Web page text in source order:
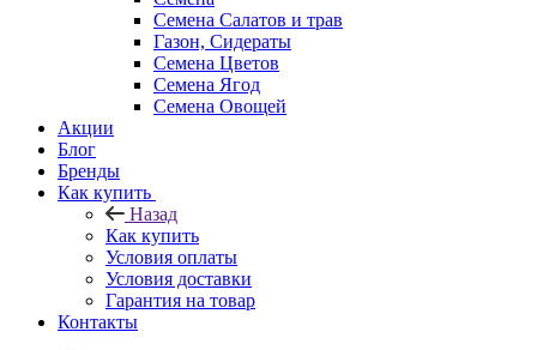
Семена Салатов и трав
Газон, Сидераты
Семена Цветов
Семена Ягод
Семена Овощей
Акции
Блог
Бренды
Как купить
Назад
Как купить
Условия оплаты
Условия доставки
Гарантия на товар
Контакты